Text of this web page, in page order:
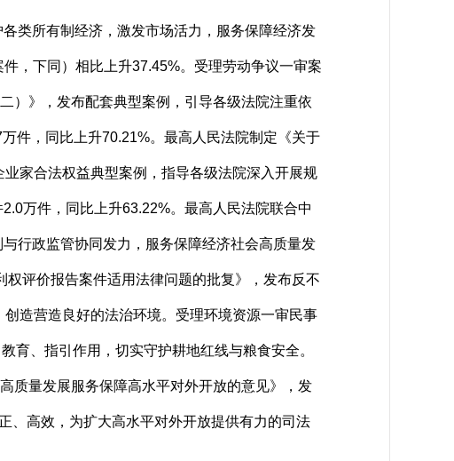
类所有制经济，激发市场活力，服务保障经济发
，下同）相比上升37.45%。受理劳动争议一审案
）》，发布配套典型案例，引导各级法院注重依
件，同比上升70.21%。最高人民法院制定《关于
家合法权益典型案例，指导各级法院深入开展规
万件，同比上升63.22%。最高人民法院联合中
行政监管协同发力，服务保障经济社会高质量发
评价报告案件适用法律问题的批复》，发布反不
造营造良好的法治环境。受理环境资源一审民事
育、指引作用，切实守护耕地红线与粮食安全。
质量发展服务保障高水平对外开放的意见》，发
、高效，为扩大高水平对外开放提供有力的司法